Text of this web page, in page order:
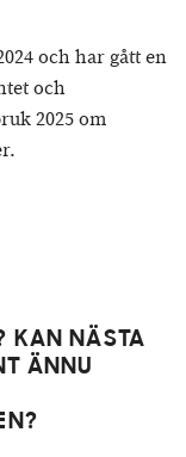
och har gått en
och
2025 om
KAN NÄSTA
ÄNNU